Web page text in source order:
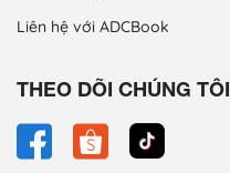
Liên hệ với ADCBook
THEO DÕI CHÚNG TÔI